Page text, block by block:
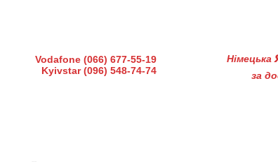
Vodafone (066) 677-55-19
Kyivstar (096) 548-74-74
Німецька
за